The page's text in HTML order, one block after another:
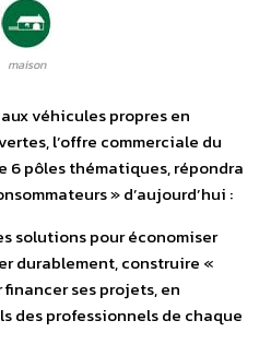
maison
véhicules propres en
l’offre commerciale du
6 pôles thématiques, répondra
» d’aujourd’hui :
solutions pour économiser
durablement, construire «
ses projets, en
des professionnels de chaque